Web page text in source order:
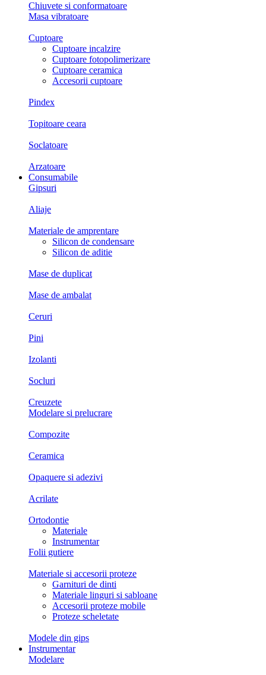
Chiuvete si conformatoare
Masa vibratoare
Cuptoare
Cuptoare incalzire
Cuptoare fotopolimerizare
Cuptoare ceramica
Accesorii cuptoare
Pindex
Topitoare ceara
Soclatoare
Arzatoare
Consumabile
Gipsuri
Aliaje
Materiale de amprentare
Silicon de condensare
Silicon de aditie
Mase de duplicat
Mase de ambalat
Ceruri
Pini
Izolanti
Socluri
Creuzete
Modelare si prelucrare
Compozite
Ceramica
Opaquere si adezivi
Acrilate
Ortodontie
Materiale
Instrumentar
Folii gutiere
Materiale si accesorii proteze
Garnituri de dinti
Materiale linguri si sabloane
Accesorii proteze mobile
Proteze scheletate
Modele din gips
Instrumentar
Modelare